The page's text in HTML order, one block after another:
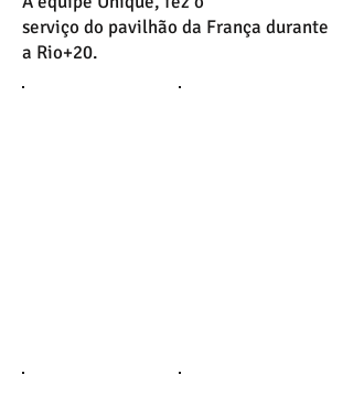
serviço do pavilhão da França durante
a Rio+20.